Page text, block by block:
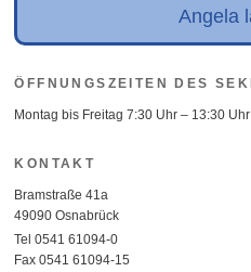
Angela
ÖFFNUNGSZEITEN DES
Montag bis Freitag 7:30 Uhr – 13:30 Uhr
KONTAKT
Bramstraße 41a
49090 Osnabrück
Tel 0541 61094-0
Fax 0541 61094-15